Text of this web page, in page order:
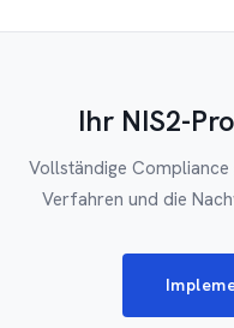
Ihr NIS2-
Vollständige
Verfahren und die